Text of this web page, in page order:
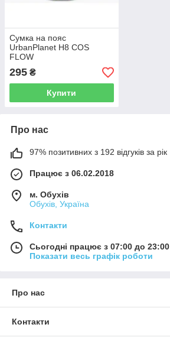
Сумка на пояс
UrbanPlanet H8 COS
FLOW
295 ₴
Купити
Про нас
97% позитивних з 192 відгуків за рік
Працює з 06.02.2018
м. Обухів
Обухів, Україна
Контакти
Сьогодні працює з 07:00 до 23:00
Показати весь графік роботи
Про нас
Контакти